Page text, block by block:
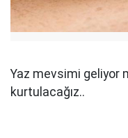
Yaz mevsimi geliyor
kurtulacağız..